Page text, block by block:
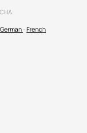
German-French